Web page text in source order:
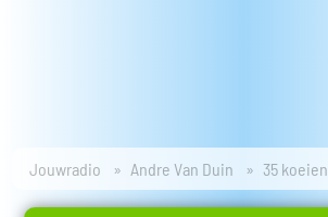
Jouwradio Andre Van Duin 35 koeien